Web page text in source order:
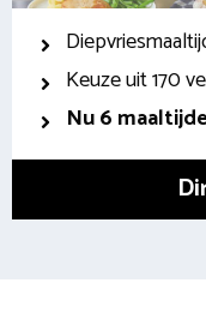
Keuze uit 170
Nu 6